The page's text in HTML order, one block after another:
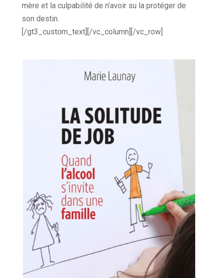
mère et la culpabilité de n’avoir su la protéger de
son destin.
[/gt3_custom_text][/vc_column][/vc_row]